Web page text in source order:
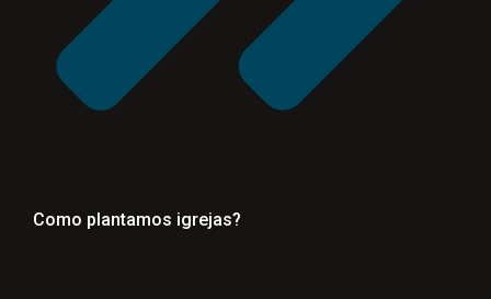
Como plantamos igrejas?